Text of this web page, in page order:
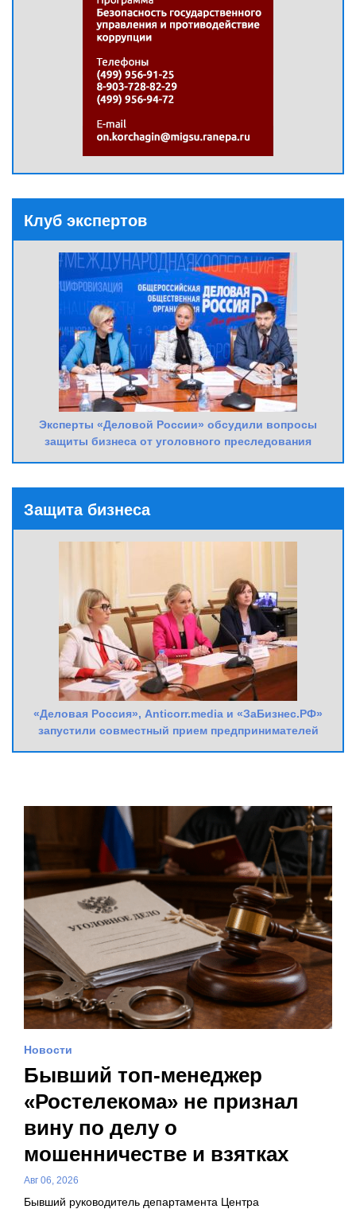
Клуб экспертов
Эксперты «Деловой России» обсудили вопросы
защиты бизнеса от уголовного преследования
Защита бизнеса
«Деловая Россия», Anticorr.media и «ЗаБизнес.РФ»
запустили совместный прием предпринимателей
Новости
Бывший топ-менеджер
«Ростелекома» не признал
вину по делу о
мошенничестве и взятках
Авг 06, 2026
Бывший руководитель департамента Центра